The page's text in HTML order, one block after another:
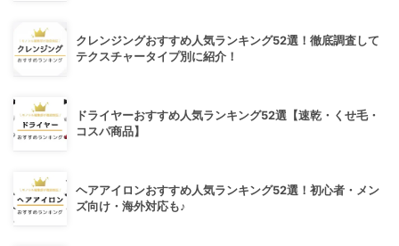
クレンジングおすすめ人気ランキング52選！徹底調査して
テクスチャータイプ別に紹介！
ドライヤーおすすめ人気ランキング52選【速乾・くせ毛・
コスパ商品】
ヘアアイロンおすすめ人気ランキング52選！初心者・メン
ズ向け・海外対応も♪